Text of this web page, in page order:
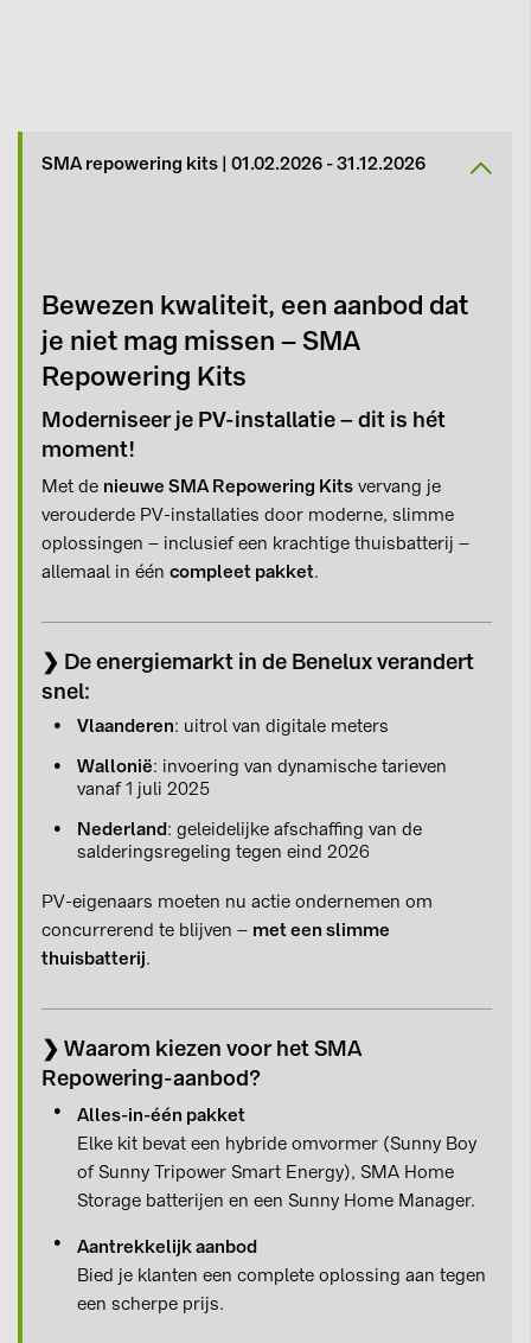
SMA repowering kits | 01.02.2026 - 31.12.2026
Bewezen kwaliteit, een aanbod dat
je niet mag missen – SMA
Repowering Kits
Moderniseer je PV-installatie – dit is hét
moment!
Met de nieuwe SMA Repowering Kits vervang je
verouderde PV-installaties door moderne, slimme
oplossingen – inclusief een krachtige thuisbatterij –
allemaal in één compleet pakket.
❯ De energiemarkt in de Benelux verandert
snel:
Vlaanderen: uitrol van digitale meters
Wallonië: invoering van dynamische tarieven
vanaf 1 juli 2025
Nederland: geleidelijke afschaffing van de
salderingsregeling tegen eind 2026
PV-eigenaars moeten nu actie ondernemen om
concurrerend te blijven – met een slimme
thuisbatterij.
❯ Waarom kiezen voor het SMA
Repowering-aanbod?
Alles-in-één pakket
Elke kit bevat een hybride omvormer (Sunny Boy
of Sunny Tripower Smart Energy), SMA Home
Storage batterijen en een Sunny Home Manager.
Aantrekkelijk aanbod
Bied je klanten een complete oplossing aan tegen
een scherpe prijs.